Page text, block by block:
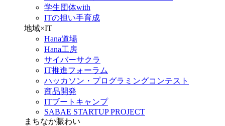
学生団体with
ITの担い手育成
地域×IT
Hana道場
Hana工房
サイバーサクラ
IT推進フォーラム
ハッカソン・プログラミングコンテスト
商品開発
ITブートキャンプ
SABAE STARTUP PROJECT
まちなか賑わい